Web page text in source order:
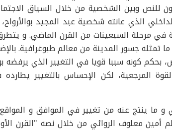
للنص وبين الشخصية من خلال السياق
الذي عانته شخصية عبد المجيد
في مرحلة السبعينات من القرن الماضي. و
تمثله جسور المدينة من معالم طبوغرافية.
كونه سببا قويا في التغيير الذي يرفضه
المرجعية، لكن الإحساس بالتغيير
ما ينتج عنه من تغيير في الموافق و المواقع
أمين معلوف الروائي من خلال نصه "القرن